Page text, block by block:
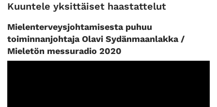
Kuuntele yksittäiset haastattelut
Mielenterveysjohtamisesta puhuu
toiminnanjohtaja Olavi Sydänmaanlakka /
Mieletön messuradio 2020